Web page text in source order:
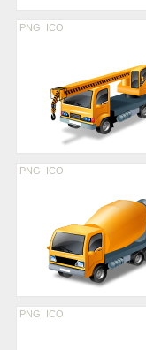
PNG ICO
PNG ICO
PNG ICO